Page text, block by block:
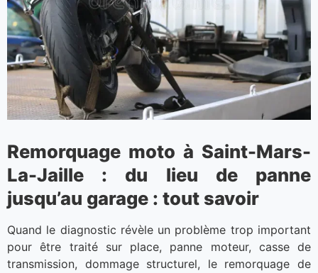
Remorquage moto à Saint-Mars-
La-Jaille : du lieu de panne
jusqu’au garage : tout savoir
Quand le diagnostic révèle un problème trop important
pour être traité sur place, panne moteur, casse de
transmission, dommage structurel, le remorquage de